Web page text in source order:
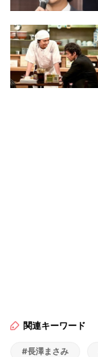
関連キーワード
#長澤まさみ